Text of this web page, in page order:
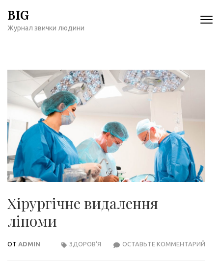
содержимому
BIG
Журнал звички людини
Хірургічне видалення
ліпоми
ОТ ADMIN ОСТАВЬТЕ КОММЕНТАРИЙ
ЗДОРОВ'Я